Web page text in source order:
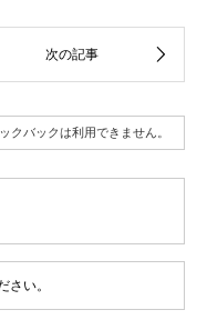
ックバックは利用できません。
さい。